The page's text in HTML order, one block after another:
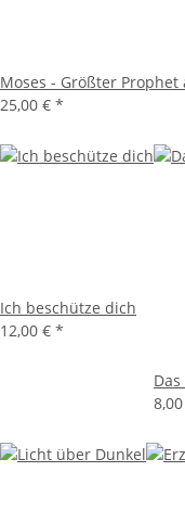
Moses - Größter Prophet
25,00 € *
Ich beschütze dich
12,00 € *